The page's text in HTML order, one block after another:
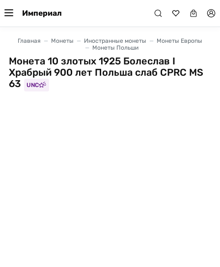
Империал
Главная Монеты Иностранные монеты
Монеты Европы
Монеты Польши
Монета 10 злотых 1925 Болеслав I
Храбрый 900 лет Польша слаб CPRC MS
63
UNC